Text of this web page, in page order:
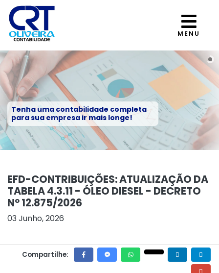
MENU
Tenha uma contabilidade completa
para sua empresa ir mais longe!
EFD-CONTRIBUIÇÕES: ATUALIZAÇÃO DA
TABELA 4.3.11 - ÓLEO DIESEL - DECRETO
Nº 12.875/2026
03 Junho, 2026
Compartilhe: